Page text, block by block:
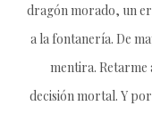
dragón morado, un
a la fontanería. De
mentira. Retarme
decisión mortal. Y